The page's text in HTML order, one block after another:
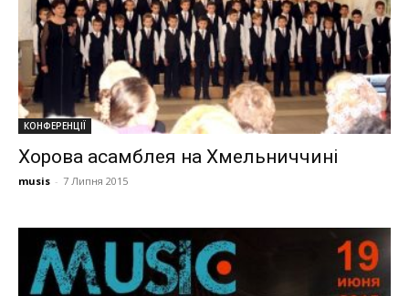
КОНФЕРЕНЦІЇ
Хорова асамблея на Хмельниччині
musis - 7 Липня 2015